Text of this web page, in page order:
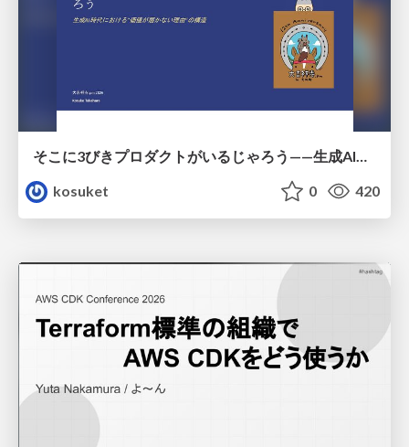
そこに3びきプロダクトがいるじゃろう——生成AI時代における“価値が届かない理由”の構造
kosuket
0 420